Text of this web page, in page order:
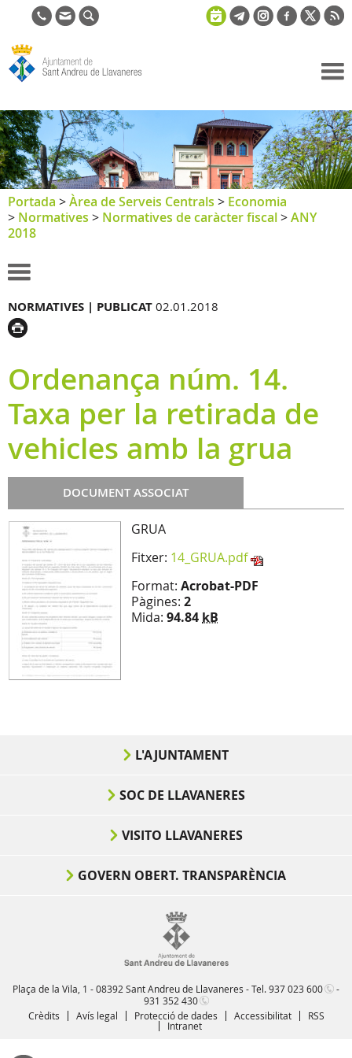
de Sant
Andreu de
Llavaneres
Portada >Àrea de Serveis Centrals > Economia
> Normatives > Normatives de caràcter fiscal>ANY
2018
NORMATIVES | PUBLICAT 02.01.2018
Ordenança núm. 14.
Taxa per la retirada de
vehicles amb la grua
DOCUMENT ASSOCIAT
GRUA
Fitxer: 14_GRUA.pdf
Format: Acrobat-PDF
Pàgines: 2
Mida: 94.84 kB
L'AJUNTAMENT
SOC DE LLAVANERES
VISITO LLAVANERES
GOVERN OBERT. TRANSPARÈNCIA
Plaça de la Vila, 1 - 08392 Sant Andreu de Llavaneres - Tel.937 023 600
-
931 352 430
Crèdits
Avís legal Protecció de dades Accessibilitat
RSS
Intranet